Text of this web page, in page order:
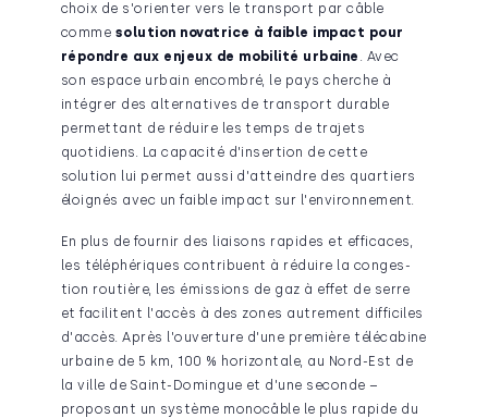
choix de s'orienter vers le transport par câble
comme solution novatrice à faible impact pour
répondre aux enjeux de mobilité urbaine . Avec
son espace urbain encombré, le pays cherche à
inté­grer des alternatives de transport durable
permettant de réduire les temps de trajets
quotidiens. La capacité d'insertion de cette
solution lui permet aussi d'atteindre des quartiers
éloignés avec un faible impact sur l'environnement.
En plus de fournir des liaisons rapides et efficaces,
les téléphériques contribuent à réduire la conges­
tion routière, les émissions de gaz à effet de serre
et facilitent l'accès à des zones autrement diffi­ciles
d'accès. Après l'ouverture d'une première télécabine
urbaine de 5 km, 100 % horizontale, au Nord-Est de
la ville de Saint-Domingue et d'une seconde –
proposant un système monocâble le plus rapide du